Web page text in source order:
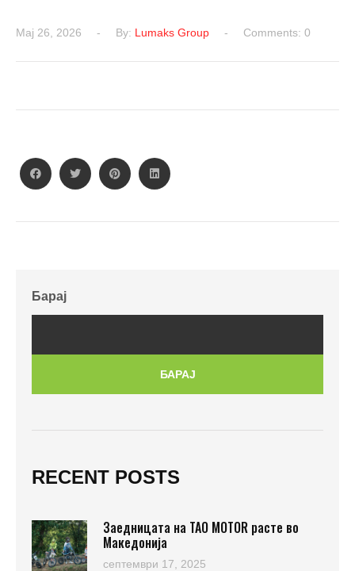
Мај 26, 2026 By: Lumaks Group Comments: 0
Барај
БАРАЈ
RECENT POSTS
Заедницата на TAO MOTOR расте во
Македонија
септември 17, 2025